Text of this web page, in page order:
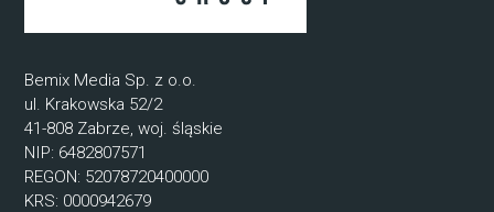
Bemix Media Sp. z o.o.
ul. Krakowska 52/2
41-808 Zabrze, woj. śląskie
NIP: 6482807571
REGON: 52078720400000
KRS: 0000942679